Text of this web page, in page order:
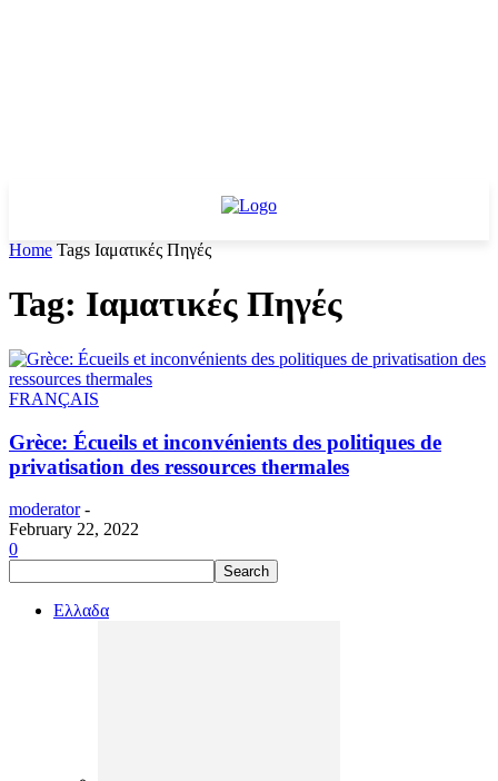
Home Tags Ιαματικές Πηγές
Tag: Ιαματικές Πηγές
FRANÇAIS
Grèce: Écueils et inconvénients des politiques de
privatisation des ressources thermales
moderator -
February 22, 2022
0
Ελλαδα